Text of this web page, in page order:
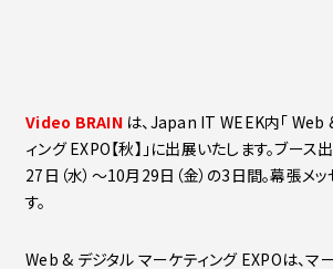
Video BRAIN は、Japan IT WEEK内「 Web
ィング EXPO【秋】」に出展いたします。ブー
27日（水）～10月29日（金）の3日間。幕張メ
す。
Web & デジタル マーケティング EXPOは、マ